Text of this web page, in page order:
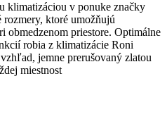
v ponuke značky
rozmery, ktoré umožňujú
obmedzenom priestore. Optimálne
robia z klimatizácie Roni
jemne prerušovaný zlatou
miestnost